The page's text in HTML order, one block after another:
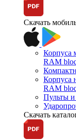
Скачать
Корпуса
RAM
Корпуса
RAM
Пульты
Скачать